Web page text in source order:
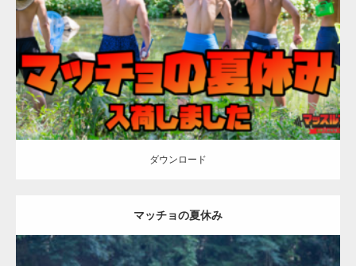
Category:マッチョの夏休み kaichan げんき AKIHITO(細マッチョ)
SOSUKE 外資系筋肉
ダウンロード
ダウンロード
マッチョの夏休み